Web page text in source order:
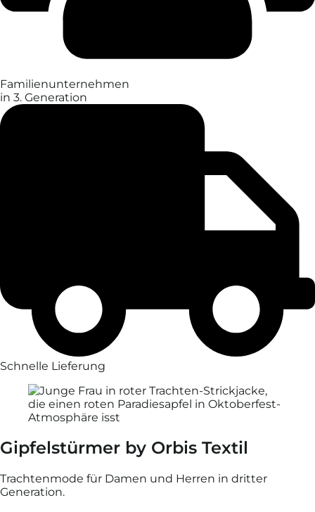
Familien­unter­nehmen
in 3. Generation
Schnelle Lieferung
Gipfelstürmer by Orbis Textil
Trachtenmode für Damen und Herren in dritter
Generation.